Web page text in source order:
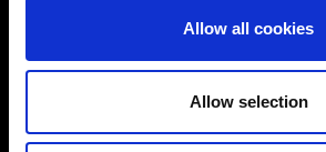
Allow all cookies
Allow selection
FONDAZIONE
ATTIVITÀ
AVVISI